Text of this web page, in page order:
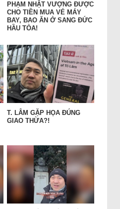
PHẠM NHẬT VƯỢNG ĐƯỢC
CHO TIỀN MUA VÉ MÁY
BAY, BAO ĂN Ở SANG ĐỨC
HẦU TÒA!
T. LÂM GẶP HỌA ĐÚNG
GIAO THỪA?!